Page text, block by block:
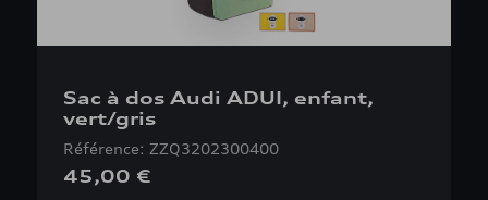
Sac à dos Audi ADUI, enfant,
vert/gris
Référence: ZZQ3202300400
45,00 €